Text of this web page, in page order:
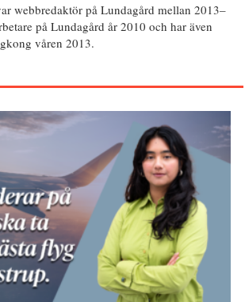
webbredaktör på Lundagård mellan 2013–
på Lundagård år 2010 och har även
våren 2013.